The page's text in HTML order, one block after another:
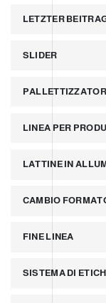
LETZTER
SLIDER
LINEA PER
LATTINE IN
CAMBIO
FINE LINEA
SISTEMA DI